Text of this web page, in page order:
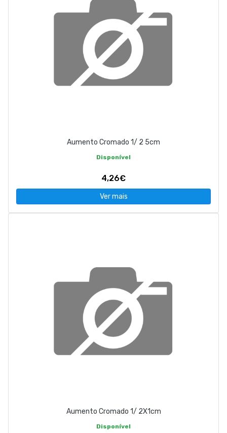
Aumento Cromado 1/ 2 5cm
Disponível
4,26€
Ver mais
Aumento Cromado 1/ 2X1cm
Disponível